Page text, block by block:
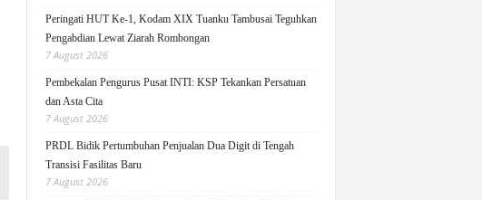
Peringati HUT Ke-1, Kodam XIX Tuanku Tambusai Teguhkan
Pengabdian Lewat Ziarah Rombongan
7 August 2026
Pembekalan Pengurus Pusat INTI: KSP Tekankan Persatuan
dan Asta Cita
7 August 2026
PRDL Bidik Pertumbuhan Penjualan Dua Digit di Tengah
Transisi Fasilitas Baru
7 August 2026